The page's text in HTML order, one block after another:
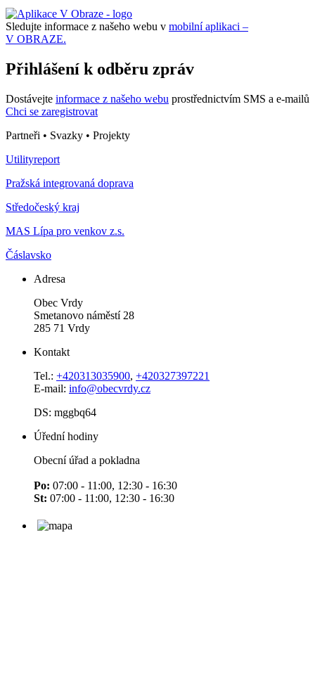
Sledujte informace z našeho webu v mobilní aplikaci –
V OBRAZE.
Přihlášení k odběru zpráv
Dostávejte informace z našeho webu prostřednictvím SMS a e-mailů
Chci se zaregistrovat
Partneři • Svazky • Projekty
Utilityreport
Pražská integrovaná doprava
Středočeský kraj
MAS Lípa pro venkov z.s.
Čáslavsko
Adresa
Obec Vrdy
Smetanovo náměstí 28
285 71 Vrdy
Kontakt
Tel.: +420313035900, +420327397221
E-mail: info@obecvrdy.cz
DS: mggbq64
Úřední hodiny
Obecní úřad a pokladna
Po: 07:00 - 11:00, 12:30 - 16:30
St: 07:00 - 11:00, 12:30 - 16:30